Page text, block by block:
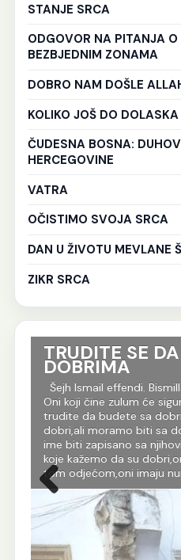
STANJE SRCA
ODGOVOR NA PITANJA
BEZBJEDNIM ZONAMA
DOBRO NAM DOŠLE
KOLIKO JOŠ DO
ČUDESNA BOSNA:
HERCEGOVINE
VATRA
OČISTIMO SVOJA SRCA
DAN U ŽIVOTU MEVLANE
ZIKR SRCA
TRUDITE SE
DOBRIMA
Šejh Ismail effendi.
Oni koji čine zulum će
trudite da budete sa
dobri,ali moramo biti sa
ime biti zapisano sa
koje kažemo da su
tom odjećom,oni imaju
Prethodna